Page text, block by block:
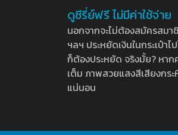
ดูซีรี่ย์ฟรี ไม่มีค่าใช้จ่าย
นอกจากจะไม่ต้องสมัครสม
ฯลฯ ประหยัดเงินในกระเป๋า
ก็ต้องประหยัด จริงมั้ย? หา
เต็ม ภาพสวยแสงสีเสียงกร
แน่นอน